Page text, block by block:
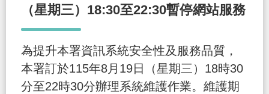
導
覽
信
箱
客
服
資
訊
頁
（星期三）18:30至22:30暫停網站服務
為提升本署資訊系統安全性及服務品質，
本署訂於115年8月19日（星期三）18時30
分至22時30分辦理系統維護作業。維護期